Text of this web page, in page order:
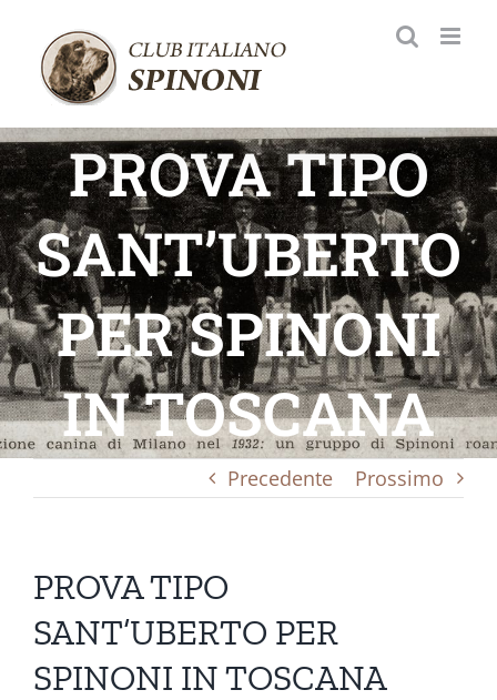
contenuto
PROVA TIPO
SANT’UBERTO
PER SPINONI
IN TOSCANA
Precedente Prossimo
PROVA TIPO
SANT’UBERTO PER
SPINONI IN TOSCANA